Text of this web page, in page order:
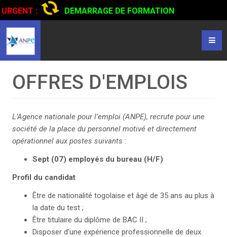
URGENT :
DEMARRAGE DE FORMATION
CERTIFIANTE EN CONDUITE DE CAMIONS...CLIQUER POUR
LIRE
OFFRES D'EMPLOIS
L’Agence nationale pour l’emploi (ANPE), recrute pour une
société de la place du personnel motivé et directement
opérationnel aux postes suivants :
Sept (07) employés du bureau (H/F)
Profil du candidat
Être de nationalité togolaise et âgé de 35 ans au plus à
la date du test ;
Être titulaire du diplôme de BAC II ;
Disposer d’une expérience professionnelle de deux